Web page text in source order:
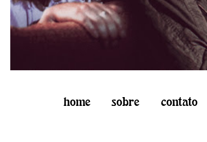
home sobre contato